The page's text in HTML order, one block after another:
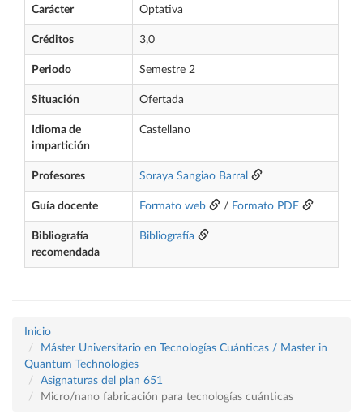
Carácter Optativa
Créditos 3,0
Periodo Semestre 2
Situación Ofertada
Idioma de
impartición
Castellano
Profesores Soraya Sangiao Barral
Guía docente Formato web / Formato PDF
Bibliografía
recomendada
Bibliografía
Inicio
Máster Universitario en Tecnologías Cuánticas / Master in
Quantum Technologies
Asignaturas del plan 651
Micro/nano fabricación para tecnologías cuánticas